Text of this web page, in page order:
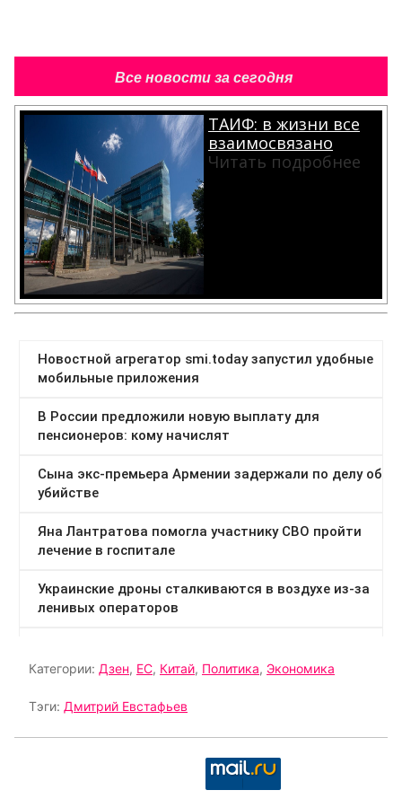
Все новости за сегодня
ТАИФ: в жизни все
взаимосвязано
Читать подробнее
Категории: Дзен, ЕС, Китай, Политика, Экономика
Тэги: Дмитрий Евстафьев